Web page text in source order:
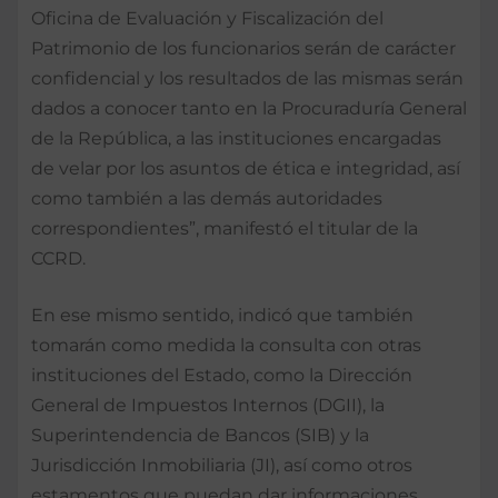
Oficina de Evaluación y Fiscalización del
Patrimonio de los funcionarios serán de carácter
confidencial y los resultados de las mismas serán
dados a conocer tanto en la Procuraduría General
de la República, a las instituciones encargadas
de velar por los asuntos de ética e integridad, así
como también a las demás autoridades
correspondientes”, manifestó el titular de la
CCRD.
En ese mismo sentido, indicó que también
tomarán como medida la consulta con otras
instituciones del Estado, como la Dirección
General de Impuestos Internos (DGII), la
Superintendencia de Bancos (SIB) y la
Jurisdicción Inmobiliaria (JI), así como otros